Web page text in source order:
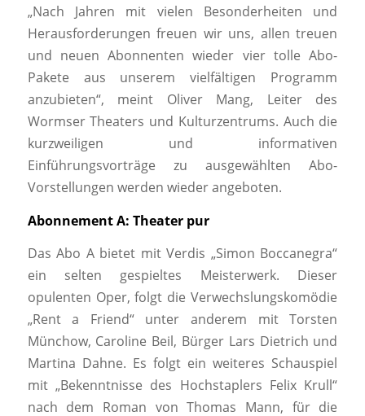
„Nach Jahren mit vielen Besonderheiten und
Herausforderungen freuen wir uns, allen treuen
und neuen Abonnenten wieder vier tolle Abo-
Pakete aus unserem vielfältigen Programm
anzubieten“, meint Oliver Mang, Leiter des
Wormser Theaters und Kulturzentrums. Auch die
kurzweiligen und informativen
Einführungsvorträge zu ausgewählten Abo-
Vorstellungen werden wieder angeboten.
Abonnement A: Theater pur
Das Abo A bietet mit Verdis „Simon Boccanegra“
ein selten gespieltes Meisterwerk. Dieser
opulenten Oper, folgt die Verwechslungskomödie
„Rent a Friend“ unter anderem mit Torsten
Münchow, Caroline Beil, Bürger Lars Dietrich und
Martina Dahne. Es folgt ein weiteres Schauspiel
mit „Bekenntnisse des Hochstaplers Felix Krull“
nach dem Roman von Thomas Mann, für die